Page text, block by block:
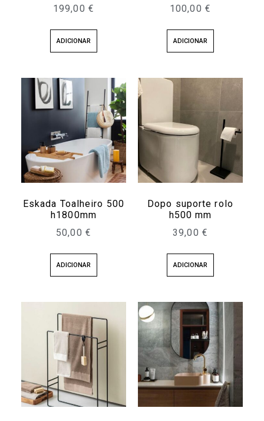
199,00 €
ADICIONAR
100,00 €
ADICIONAR
Eskada Toalheiro 500
h1800mm
50,00 €
ADICIONAR
Dopo suporte rolo
h500 mm
39,00 €
ADICIONAR